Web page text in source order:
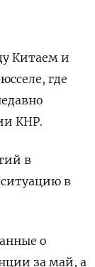
Китаем и
где
КНР.
в
в
о
за май, а